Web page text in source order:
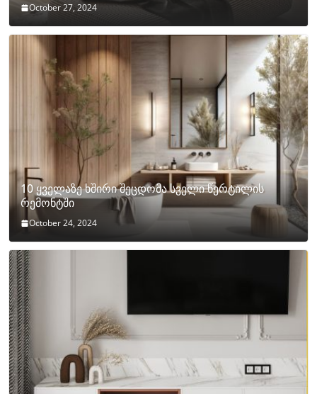
October 27, 2024
10 ყველაზე ხშირი შეცდომა სველი წერტილის
რემონტში
October 24, 2024